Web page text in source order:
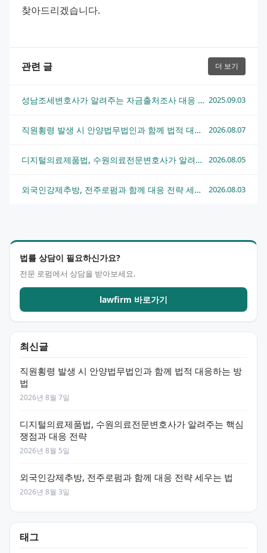
법률 상담이 필요하신가요?
전문 로펌에서 상담을 받아보세요.
lawfirm 바로가기
최신글
직원횡령 발생 시 안양법무법인과 함께 법적 대응하는 방
법
2026년 8월 7일
디지털의료제품법, 수원의료전문변호사가 알려주는 핵심
쟁점과 대응 전략
2026년 8월 5일
외국인강제추방, 전주로펌과 함께 대응 전략 세우는 법
2026년 8월 3일
태그
찾아드리겠습니다.
관련 글 더 보기
성남조세변호사가 알려주는 자금출처조사 대응 핵심 전략 2025.09.03
직원횡령 발생 시 안양법무법인과 함께 법적 대응하는 방법 2026.08.07
디지털의료제품법, 수원의료전문변호사가 알려주는 핵심 쟁점과 대응 전략 2026.08.05
외국인강제추방, 전주로펌과 함께 대응 전략 세우는 법 2026.08.03